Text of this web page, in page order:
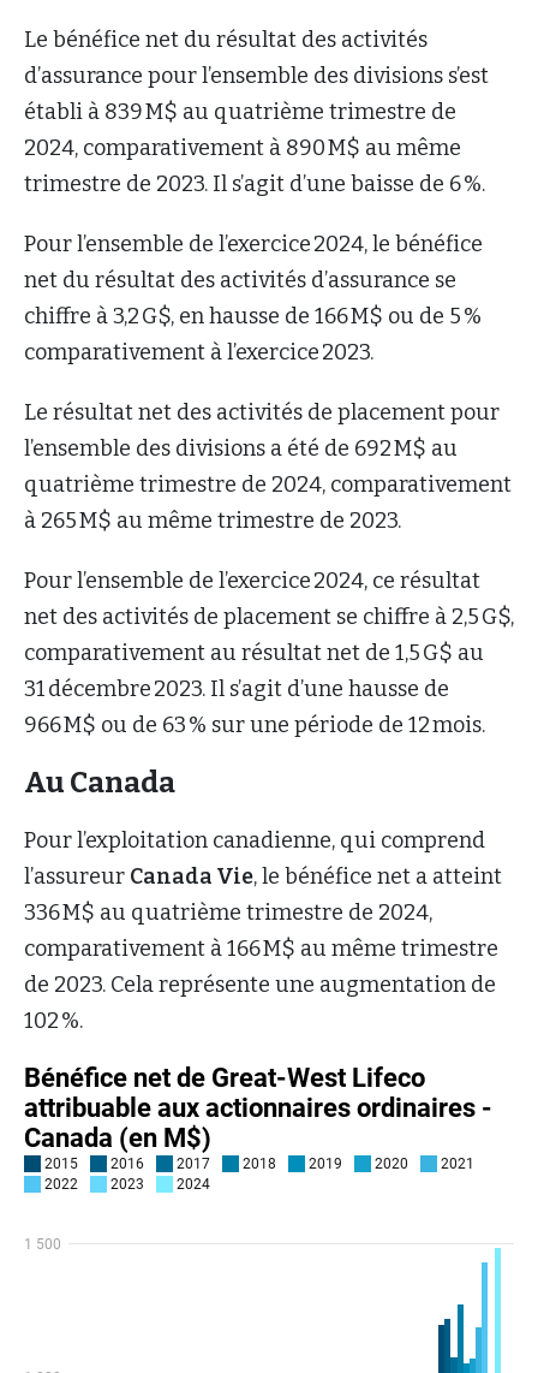
Le bénéfice net du résultat des activités
d’assurance pour l’ensemble des divisions s’est
établi à 839 M$ au quatrième trimestre de
2024, comparativement à 890 M$ au même
trimestre de 2023. Il s’agit d’une baisse de 6 %.
Pour l’ensemble de l’exercice 2024, le bénéfice
net du résultat des activités d’assurance se
chiffre à 3,2 G$, en hausse de 166 M$ ou de 5 %
comparativement à l’exercice 2023.
Le résultat net des activités de placement pour
l’ensemble des divisions a été de 692 M$ au
quatrième trimestre de 2024, comparativement
à 265 M$ au même trimestre de 2023.
Pour l’ensemble de l’exercice 2024, ce résultat
net des activités de placement se chiffre à 2,5 G$,
comparativement au résultat net de 1,5 G$ au
31 décembre 2023. Il s’agit d’une hausse de
966 M$ ou de 63 % sur une période de 12 mois.
Au Canada
Pour l’exploitation canadienne, qui comprend
l’assureur Canada Vie, le bénéfice net a atteint
336 M$ au quatrième trimestre de 2024,
comparativement à 166 M$ au même trimestre
de 2023. Cela représente une augmentation de
102 %.